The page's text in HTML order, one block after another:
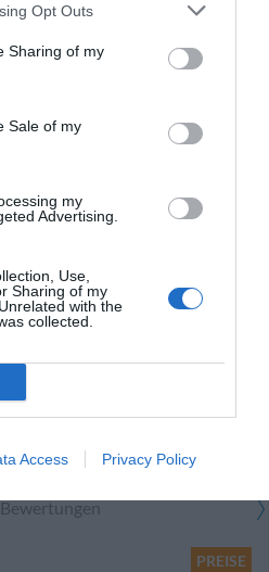
Opt Outs
Sharing of my
Sale of my
my
Advertising.
Use,
Sharing of my
with the
collected.
Access Privacy Policy
Sanghen
Resort - Apartments & Suites
PREISE